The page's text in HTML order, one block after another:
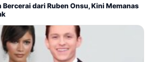
dari Ruben Onsu, Kini Memanas